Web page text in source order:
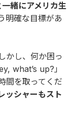
緒にアメリカ生
明確な目標があ
しかし、何か困っ
what’s up?」
間を取ってくだ
ッシャーもスト